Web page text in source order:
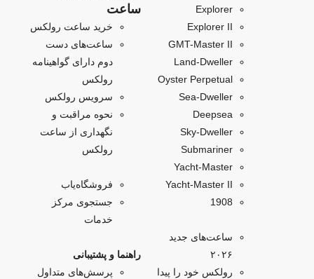
Explorer
Explorer II
GMT-Master II
Land-Dweller
Oyster Perpetual
Sea-Dweller
Deepsea
Sky‑Dweller
Submariner
Yacht‑Master
Yacht-Master II
1908
ساعت‌های جدید
۲۰۲۶
رولکس خود را پیدا
ساعت
خرید ساعت رولکس
ساعت‌های دست
دوم دارای گواهینامه
رولکس
سرویس رولکس
نحوه مراقبت و
نگهداری از ساعت
رولکس
فروشگاه‌یاب
جستجوی مرکز
خدمات
راهنما و پشتیبانی
پرسش‌های متداول